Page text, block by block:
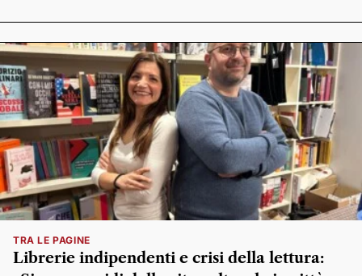
TRA LE PAGINE
Librerie indipendenti e crisi della lettura: